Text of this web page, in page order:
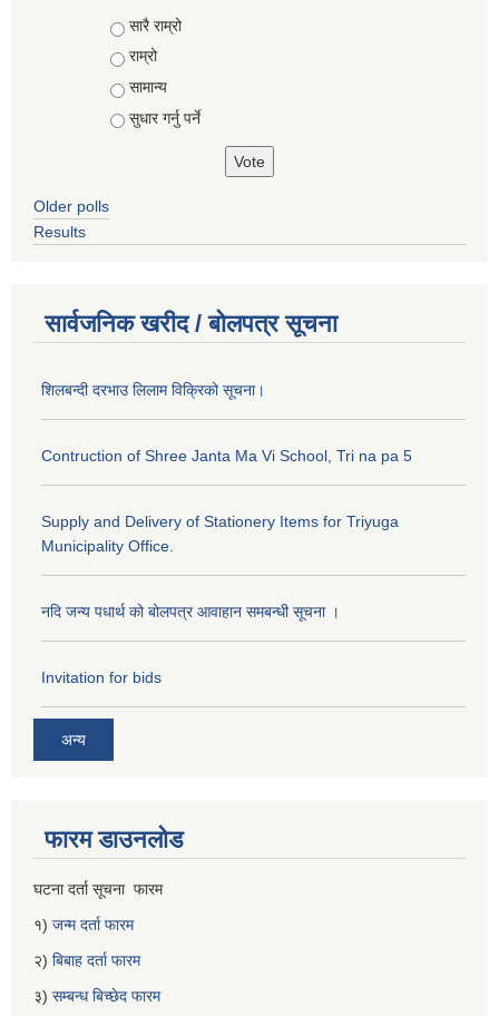
Choices
सारै राम्रो
राम्रो
सामान्य
सुधार गर्नु पर्ने
Older polls
Results
सार्वजनिक खरीद / बोलपत्र सूचना
शिलबन्दी दरभाउ लिलाम विक्रिको सूचना।
Contruction of Shree Janta Ma Vi School, Tri na pa 5
Supply and Delivery of Stationery Items for Triyuga
Municipality Office.
नदि जन्य पधार्थ को बोलपत्र आवाहान समबन्धी सूचना ।
Invitation for bids
अन्य
फारम डाउनलोड
घटना दर्ता सूचना फारम
१) जन्म दर्ता फारम
२) बिबाह दर्ता फारम
३) सम्बन्ध बिच्छेद फारम